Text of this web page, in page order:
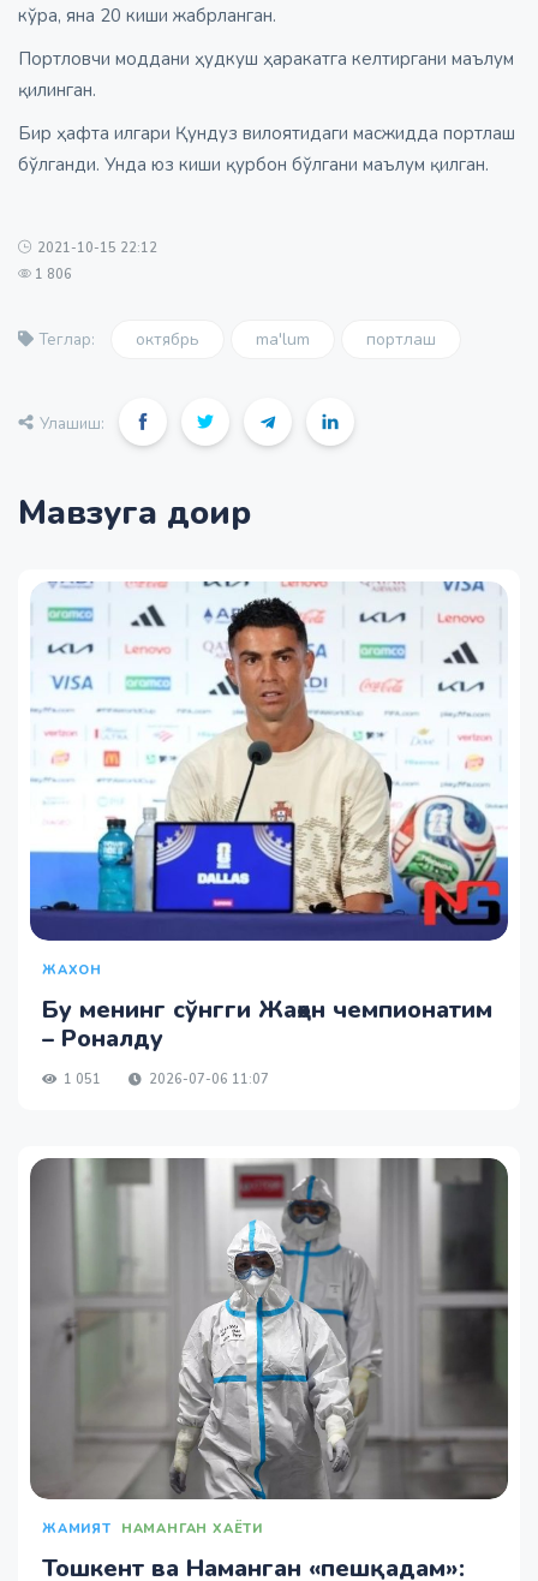
кўра, яна 20 киши жабрланган.
Портловчи моддани ҳудкуш ҳаракатга келтиргани маълум
қилинган.
Бир ҳафта илгари Қундуз вилоятидаги масжидда портлаш
бўлганди. Унда юз киши қурбон бўлгани маълум қилган.
2021-10-15 22:12
1 806
Теглар: октябрь ma'lum портлаш
Улашиш:
Мавзуга доир
ЖАХОН
Бу менинг сўнгги Жаҳон чемпионатим
– Роналду
1 051 2026-07-06 11:07
ЖАМИЯТ НАМАНГАН ХАЁТИ
Тошкент ва Наманган «пешқадам»: